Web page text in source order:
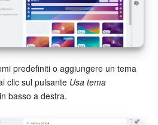
predefiniti o aggiungere un tema
clic sul pulsante Usa tema
basso a destra.